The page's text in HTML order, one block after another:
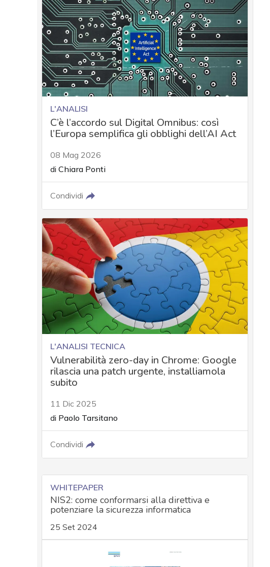
L'ANALISI
C’è l’accordo sul Digital Omnibus: così
l’Europa semplifica gli obblighi dell’AI Act
08 Mag 2026
di Chiara Ponti
Condividi
L'ANALISI TECNICA
Vulnerabilità zero-day in Chrome: Google
rilascia una patch urgente, installiamola
subito
11 Dic 2025
di Paolo Tarsitano
Condividi
WHITEPAPER
NIS2: come conformarsi alla direttiva e
potenziare la sicurezza informatica
25 Set 2024